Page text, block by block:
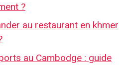
?
au restaurant en khmer
au Cambodge : guide